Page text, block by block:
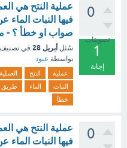
0
تصويتات
1
إجابة
عملية النتح هي
فيها النبات الماء
صواب او خطأ ؟ -
سُئل أبريل 28 في تصنيف
بواسطة عبود
عملية النتح العملية
النبات
الماء طريق
خطأ
0
عملية النتح هي
فيها النبات